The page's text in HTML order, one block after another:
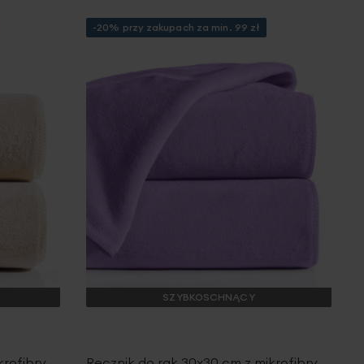
-20% przy zakupach za min. 99 zł
SZYBKOSCHNĄCY